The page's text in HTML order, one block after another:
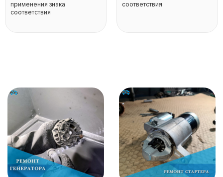
применения знака
соответствия
соответствия